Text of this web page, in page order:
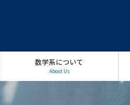
数学系について
About Us